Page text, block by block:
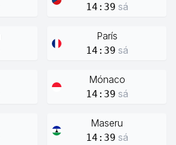
14:39 sá
París
14:39 sá
Mónaco
14:39 sá
Maseru
14:39 sá